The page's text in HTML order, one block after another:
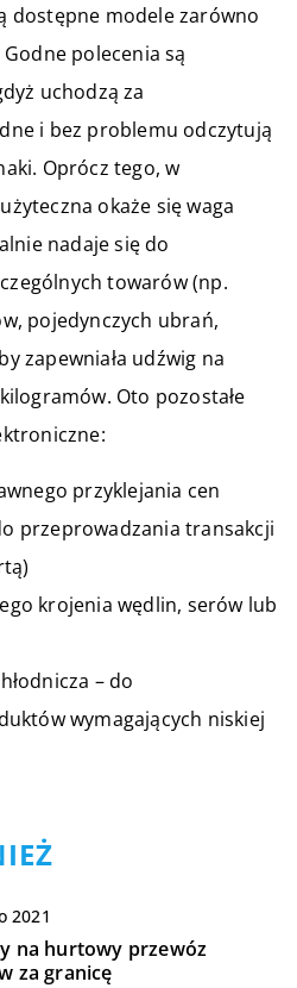
dostępne modele zarówno
polecenia są
uchodzą za
i bez problemu odczytują
Oprócz tego, w
okaże się waga
nadaje się do
towarów (np.
pojedynczych ubrań,
zapewniała udźwig na
Oto pozostałe
przyklejania cen
przeprowadzania transakcji
krojenia wędlin, serów lub
– do
wymagających niskiej
2021
na hurtowy przewóz
za granicę